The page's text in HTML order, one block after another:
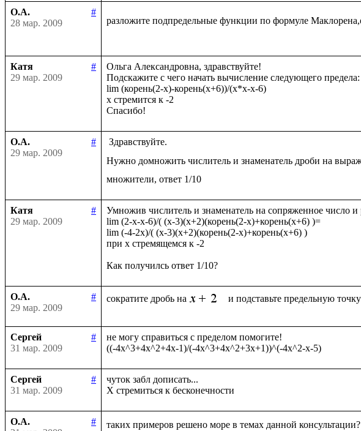
О.А.
#
28 мар. 2009
разложите подпредельные функции по формуле
Катя
#
29 мар. 2009
Ольга Александровна, здравствуйте!
Подскажите с чего начать вычисление следующего предела:
lim (корень(2-x)-корень(x+6))/(x*x-x-6)
x стремится к -2
О.А.
#
29 мар. 2009
Нужно домножить числитель и знаменатель дроби на
Катя
#
29 мар. 2009
Умножив числитель и знаменатель на сопряженное число
lim (2-x-x-6)/( (x-3)(x+2)(корень(2-x)+корень(x+6) )=
lim (-4-2x)/( (x-3)(x+2)(корень(2-x)+корень(x+6) )
при x стремящемся к -2
О.А.
#
29 мар. 2009
сократите дробь на
Сергей
#
31 мар. 2009
не могу справиться с пределом помогите!
Сергей
#
31 мар. 2009
чуток забл дописать...
О.А.
#
таких примеров решено море в темах данной